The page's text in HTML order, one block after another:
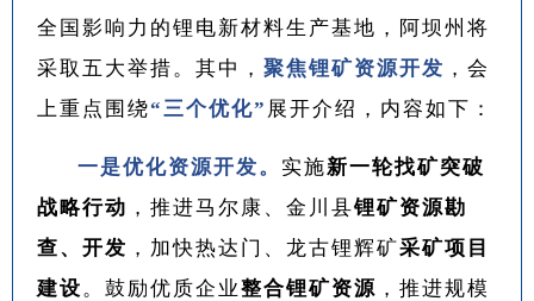
全国影响力的锂电新材料生产基地，阿坝州将
采取五大举措。其中，聚焦锂矿资源开发 ，会
上重点围绕“三个优化” 展开介绍，内容如下：
一是优化资源开发。 实施新一轮找矿突破
战略行动 ，推进马尔康、金川县锂矿资源勘
查、开发 ，加快热达门、龙古锂辉矿采矿项目
建设。鼓励优质企业整合锂矿资源 ，推进规模